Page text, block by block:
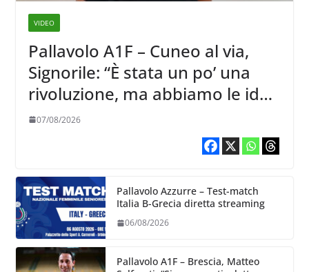
VIDEO
Pallavolo A1F – Cuneo al via,
Signorile: “È stata un po’ una
rivoluzione, ma abbiamo le idee
chiare siu cosa vogliamo fare”
07/08/2026
Pallavolo Azzurre – Test-match
Italia B-Grecia diretta streaming
06/08/2026
Pallavolo A1F – Brescia, Matteo